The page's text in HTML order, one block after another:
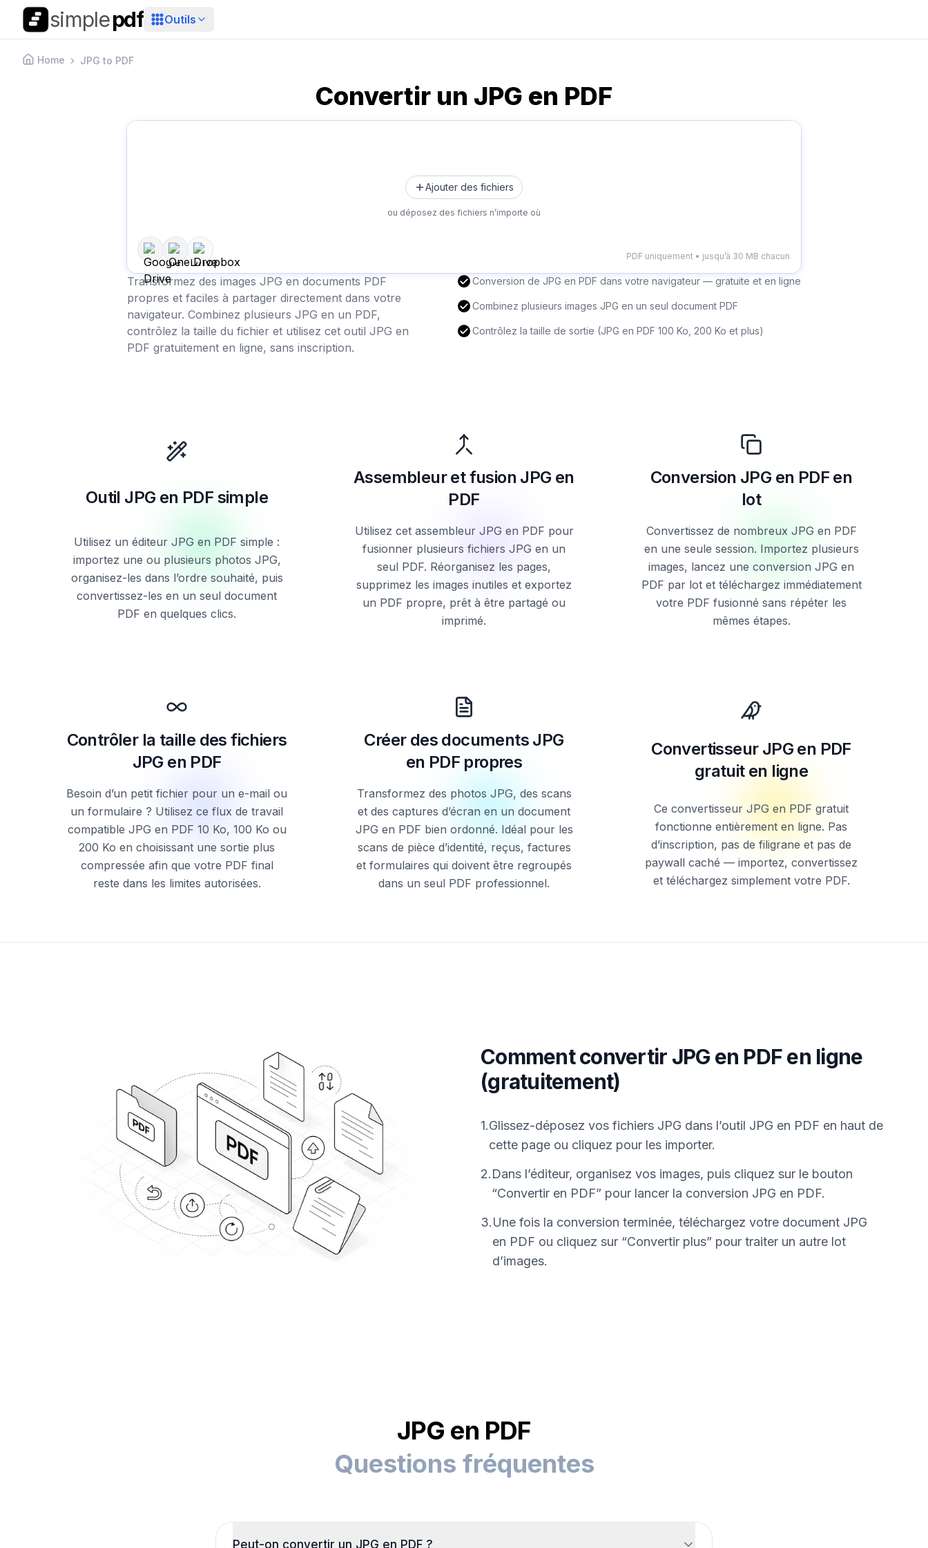
simplepdf Outils
Home JPG to PDF
Convertir un JPG en PDF
Ajouter des fichiers
ou déposez des fichiers n’importe où
PDF uniquement • jusqu’à 30 MB chacun
Transformez des images JPG en documents PDF
propres et faciles à partager directement dans votre
navigateur. Combinez plusieurs JPG en un PDF,
contrôlez la taille du fichier et utilisez cet outil JPG en
PDF gratuitement en ligne, sans inscription.
Conversion de JPG en PDF dans votre navigateur — gratuite et en ligne
Combinez plusieurs images JPG en un seul document PDF
Contrôlez la taille de sortie (JPG en PDF 100 Ko, 200 Ko et plus)
Outil JPG en PDF simple
Utilisez un éditeur JPG en PDF simple :
importez une ou plusieurs photos JPG,
organisez-les dans l’ordre souhaité, puis
convertissez-les en un seul document
PDF en quelques clics.
Assembleur et fusion JPG en
PDF
Utilisez cet assembleur JPG en PDF pour
fusionner plusieurs fichiers JPG en un
seul PDF. Réorganisez les pages,
supprimez les images inutiles et exportez
un PDF propre, prêt à être partagé ou
imprimé.
Conversion JPG en PDF en
lot
Convertissez de nombreux JPG en PDF
en une seule session. Importez plusieurs
images, lancez une conversion JPG en
PDF par lot et téléchargez immédiatement
votre PDF fusionné sans répéter les
mêmes étapes.
Contrôler la taille des fichiers
JPG en PDF
Besoin d’un petit fichier pour un e-mail ou
un formulaire ? Utilisez ce flux de travail
compatible JPG en PDF 10 Ko, 100 Ko ou
200 Ko en choisissant une sortie plus
compressée afin que votre PDF final
reste dans les limites autorisées.
Créer des documents JPG
en PDF propres
Transformez des photos JPG, des scans
et des captures d’écran en un document
JPG en PDF bien ordonné. Idéal pour les
scans de pièce d’identité, reçus, factures
et formulaires qui doivent être regroupés
dans un seul PDF professionnel.
Convertisseur JPG en PDF
gratuit en ligne
Ce convertisseur JPG en PDF gratuit
fonctionne entièrement en ligne. Pas
d’inscription, pas de filigrane et pas de
paywall caché — importez, convertissez
et téléchargez simplement votre PDF.
Comment convertir JPG en PDF en ligne
(gratuitement)
1.Glissez-déposez vos fichiers JPG dans l’outil JPG en PDF en haut de
cette page ou cliquez pour les importer.
2.Dans l’éditeur, organisez vos images, puis cliquez sur le bouton
“Convertir en PDF” pour lancer la conversion JPG en PDF.
3.Une fois la conversion terminée, téléchargez votre document JPG
en PDF ou cliquez sur “Convertir plus” pour traiter un autre lot
d’images.
JPG en PDF
Questions fréquentes
Peut-on convertir un JPG en PDF ?